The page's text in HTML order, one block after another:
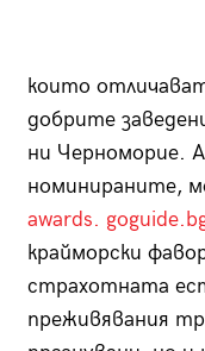
които
добрите
ни Черноморие.
номинираните,
awards.
крайморски
страхотната
преживявания